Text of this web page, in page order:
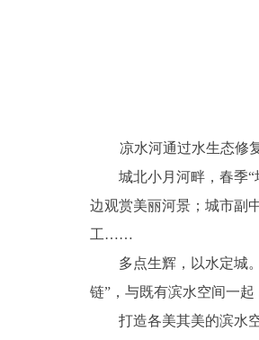
凉水河通过水生态修
城北小月河畔，春季“堆
边观赏美丽河景；城市副
工……
多点生辉，以水定城。
链”，与既有滨水空间一
打造各美其美的滨水